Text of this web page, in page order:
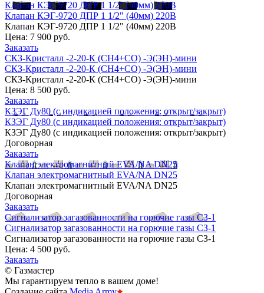
Клапан КЭГ-9720 ДПР 1 1/2" (40мм) 220В
Клапан КЭГ-9720 ДПР 1 1/2" (40мм) 220В
Клапан КЭГ-9720 ДПР 1 1/2" (40мм) 220В
Цена: 7 900 руб.
Заказать
СКЗ-Кристалл -2-20-К (СН4+СО) -Э(ЭН)-мини
СКЗ-Кристалл -2-20-К (СН4+СО) -Э(ЭН)-мини
СКЗ-Кристалл -2-20-К (СН4+СО) -Э(ЭН)-мини
Цена: 8 500 руб.
Заказать
КЗЭГ Ду80 (с индикацией положения: открыт/закрыт)
КЗЭГ Ду80 (с индикацией положения: открыт/закрыт)
КЗЭГ Ду80 (с индикацией положения: открыт/закрыт)
Договорная
Заказать
Клапан электромагнитный EVA/NA DN25
Клапан электромагнитный EVA/NA DN25
Клапан электромагнитный EVA/NA DN25
Договорная
Заказать
Сигнализатор загазованности на горючие газы СЗ-1
Сигнализатор загазованности на горючие газы СЗ-1
Сигнализатор загазованности на горючие газы СЗ-1
Цена: 4 500 руб.
Заказать
© Газмастер
Мы гарантируем тепло в вашем доме!